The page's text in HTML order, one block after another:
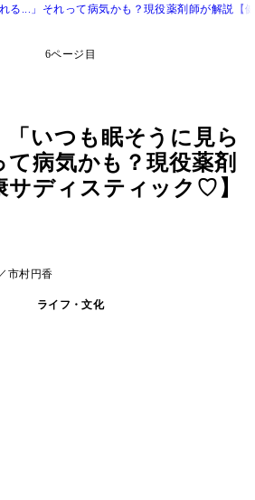
れる...」それって病気かも？現役薬剤師が解説
6ページ目
「いつも眠そうに見ら
病気かも？現役薬剤
サディスティック♡】
市村円香
ライフ・文化